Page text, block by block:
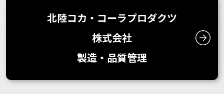
北陸コカ・コーラプロダクツ
株式会社
製造・品質管理